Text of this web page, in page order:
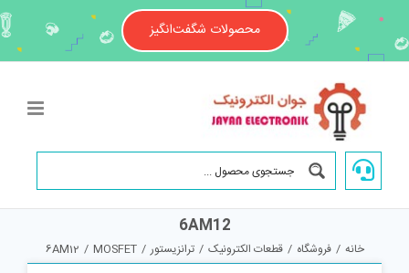
content
محصولات شگفت‌انگیز
6AM12
خانه / فروشگاه / قطعات الکترونیک / ترانزیستور /
MOSFET
/
6AM12